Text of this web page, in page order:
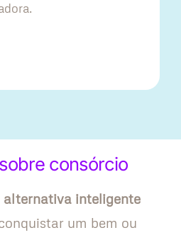
sobre consórcio
alternativa inteligente
um bem ou